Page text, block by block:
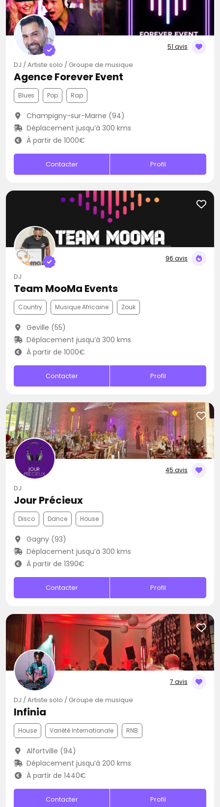
51 avis
DJ / Artiste solo / Groupe de musique
Agence Forever Event
Blues Pop Rap
Champigny-sur-Marne (94)
Déplacement jusqu’à 300 kms
À partir de 1000€
Contacter Profil
96 avis
DJ
Team MooMa Events
Country Musique Africaine Zouk
Geville (55)
Déplacement jusqu’à 300 kms
À partir de 1000€
Contacter Profil
45 avis
DJ
Jour Précieux
Disco Dance House
Gagny (93)
Déplacement jusqu’à 300 kms
À partir de 1390€
Contacter Profil
7 avis
DJ / Artiste solo / Groupe de musique
Infinia
House Variété Internationale RNB
Alfortville (94)
Déplacement jusqu’à 200 kms
À partir de 1440€
Contacter Profil